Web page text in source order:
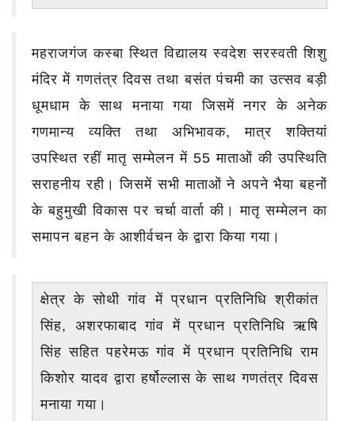
महराजगंज कस्बा स्थित विद्यालय स्वदेश सरस्वती शिशु
मंदिर में गणतंत्र दिवस तथा बसंत पंचमी का उत्सव बड़ी
धूमधाम के साथ मनाया गया जिसमें नगर के अनेक
गणमान्य व्यक्ति तथा अभिभावक, मात्र शक्तियां
उपस्थित रहीं मातृ सम्मेलन में 55 माताओं की उपस्थिति
सराहनीय रही। जिसमें सभी माताओं ने अपने भैया बहनों
के बहुमुखी विकास पर चर्चा वार्ता की। मातृ सम्मेलन का
समापन बहन के आशीर्वचन के द्वारा किया गया।
क्षेत्र के सोथी गांव में प्रधान प्रतिनिधि श्रीकांत
सिंह, अशरफाबाद गांव में प्रधान प्रतिनिधि ऋषि
सिंह सहित पहरेमऊ गांव में प्रधान प्रतिनिधि राम
किशोर यादव द्वारा हर्षोल्लास के साथ गणतंत्र दिवस
मनाया गया।